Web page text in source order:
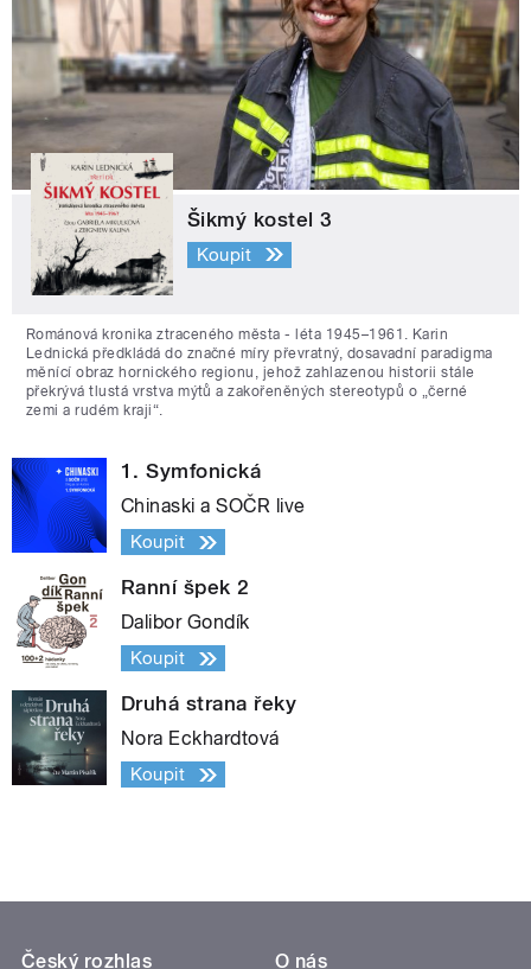
Šikmý kostel 3
Koupit
Románová kronika ztraceného města - léta 1945–1961. Karin
Lednická předkládá do značné míry převratný, dosavadní paradigma
měnící obraz hornického regionu, jehož zahlazenou historii stále
překrývá tlustá vrstva mýtů a zakořeněných stereotypů o „černé
zemi a rudém kraji“.
1. Symfonická
Chinaski a SOČR live
Koupit
Ranní špek 2
Dalibor Gondík
Koupit
Druhá strana řeky
Nora Eckhardtová
Koupit
Český rozhlas
O nás